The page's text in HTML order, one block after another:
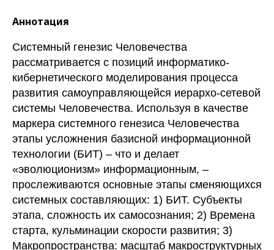
Аннотация
Системный генезис Человечества
рассматривается с позиций информатико-
кибернетического моделирования процесса
развития самоуправляющейся иерархо-сетевой
системы Человечества. Используя в качестве
маркера системного генезиса Человечества
этапы усложнения базисной информационной
технологии (БИТ) – что и делает
«эволюционизм» информационным, –
прослеживаются основные этапы сменяющихся
системных составляющих: 1) БИТ. Субъекты
этапа, сложность их самосознания; 2) Времена
старта, кульминации скорости развития; 3)
Макропространства: масштаб макроструктурных